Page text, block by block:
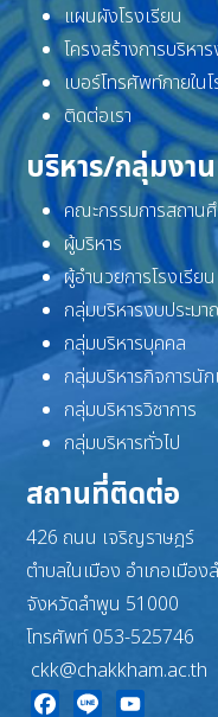
แผนผังโรงเรียน
โครงสร้างการบริหาร
เบอร์โทรศัพท์ภายใน
ติดต่อเรา
บริหาร/กลุ่มงาน
คณะกรรมการสถาน
ผู้บริหาร
ผู้อำนวยการโรงเรียน
กลุ่มบริหารงบประม
กลุ่มบริหารบุคคล
กลุ่มบริหารกิจการนัก
กลุ่มบริหารวิชาการ
กลุ่มบริหารทั่วไป
สถานที่ติดต่อ
426 ถนน เจริญราษฎร์
ตำบลในเมือง อำเภอเมือง
จังหวัดลำพูน 51000
โทรศัพท์ 053-525746
ckk@chakkham.ac.th